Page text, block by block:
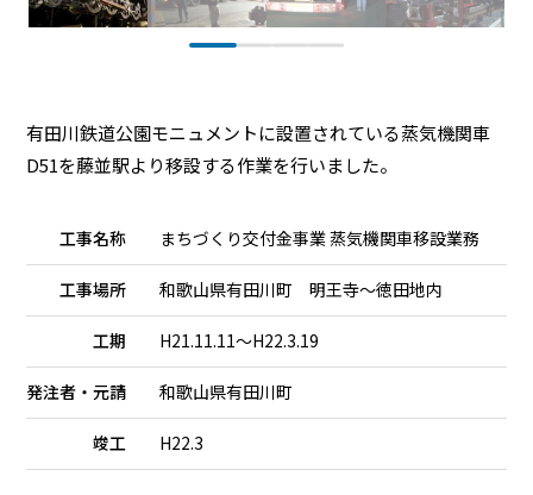
有田川鉄道公園モニュメントに設置されている蒸気機関車
D51を藤並駅より移設する作業を行いました。
工事名称 まちづくり交付金事業 蒸気機関車移設業務
工事場所 和歌山県有田川町 明王寺～徳田地内
工期 H21.11.11～H22.3.19
発注者・元請 和歌山県有田川町
竣工 H22.3